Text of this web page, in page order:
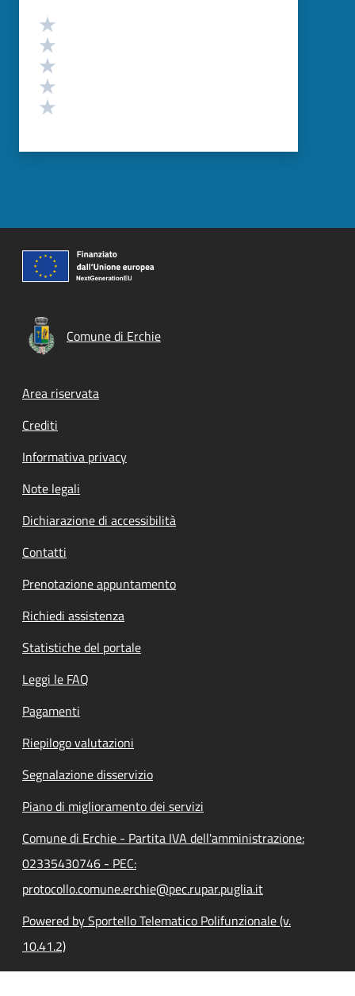
Valutazione
Comune di Erchie
Footer menu
Area riservata
Crediti
Informativa privacy
Note legali
Dichiarazione di accessibilità
Contatti
Prenotazione appuntamento
Richiedi assistenza
Statistiche del portale
Leggi le FAQ
Pagamenti
Riepilogo valutazioni
Segnalazione disservizio
Piano di miglioramento dei servizi
Comune di Erchie - Partita IVA dell'amministrazione:
02335430746 - PEC:
protocollo.comune.erchie@pec.rupar.puglia.it
Powered by Sportello Telematico Polifunzionale (v.
10.41.2)